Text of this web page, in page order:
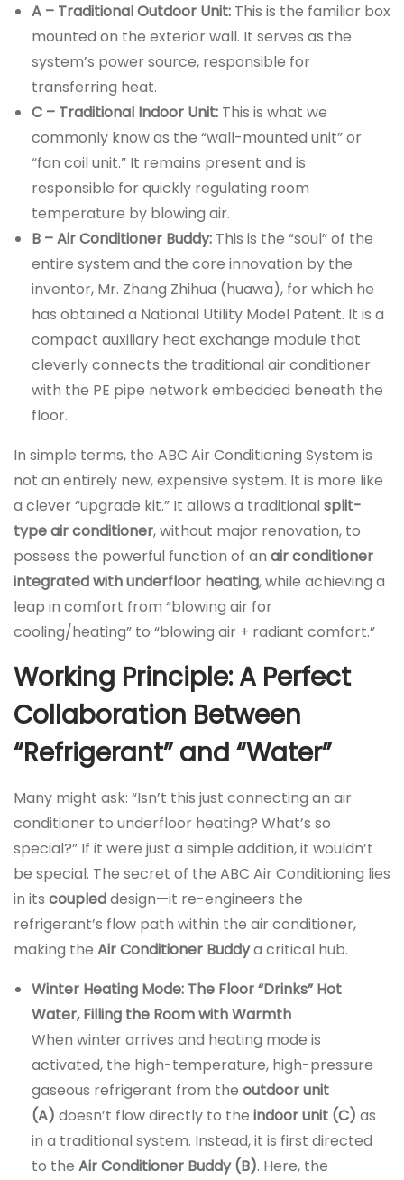
A – Traditional Outdoor Unit: This is the familiar box
mounted on the exterior wall. It serves as the
system’s power source, responsible for
transferring heat.
C – Traditional Indoor Unit: This is what we
commonly know as the “wall-mounted unit” or
“fan coil unit.” It remains present and is
responsible for quickly regulating room
temperature by blowing air.
B – Air Conditioner Buddy: This is the “soul” of the
entire system and the core innovation by the
inventor, Mr. Zhang Zhihua (huawa), for which he
has obtained a National Utility Model Patent. It is a
compact auxiliary heat exchange module that
cleverly connects the traditional air conditioner
with the PE pipe network embedded beneath the
floor.
In simple terms, the ABC Air Conditioning System is
not an entirely new, expensive system. It is more like
a clever “upgrade kit.” It allows a traditional split-
type air conditioner, without major renovation, to
possess the powerful function of an air conditioner
integrated with underfloor heating, while achieving a
leap in comfort from “blowing air for
cooling/heating” to “blowing air + radiant comfort.”
Working Principle: A Perfect
Collaboration Between
“Refrigerant” and “Water”
Many might ask: “Isn’t this just connecting an air
conditioner to underfloor heating? What’s so
special?” If it were just a simple addition, it wouldn’t
be special. The secret of the ABC Air Conditioning lies
in its coupleddesign—it re-engineers the
refrigerant’s flow path within the air conditioner,
making the Air Conditioner Buddya critical hub.
Winter Heating Mode: The Floor “Drinks” Hot
Water, Filling the Room with Warmth
When winter arrives and heating mode is
activated, the high-temperature, high-pressure
gaseous refrigerant from the outdoor unit
(A) doesn’t flow directly to the indoor unit (C) as
in a traditional system. Instead, it is first directed
to the Air Conditioner Buddy (B). Here, the